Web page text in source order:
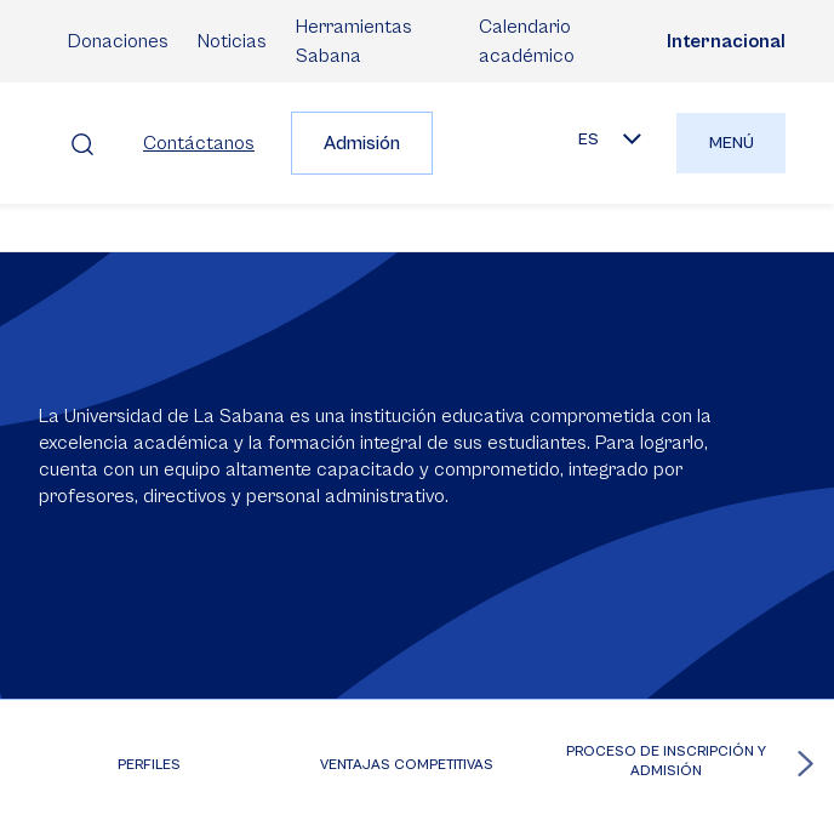
Donaciones Noticias
Herramientas
Sabana
Calendario
académico
Internacional
Contáctanos Admisión ES MENÚ
La Universidad de La Sabana es una institución educativa comprometida con la
excelencia académica y la formación integral de sus estudiantes. Para lograrlo,
cuenta con un equipo altamente capacitado y comprometido, integrado por
profesores, directivos y personal administrativo.
PERFILES VENTAJAS COMPETITIVAS
PROCESO DE INSCRIPCIÓN Y
ADMISIÓN